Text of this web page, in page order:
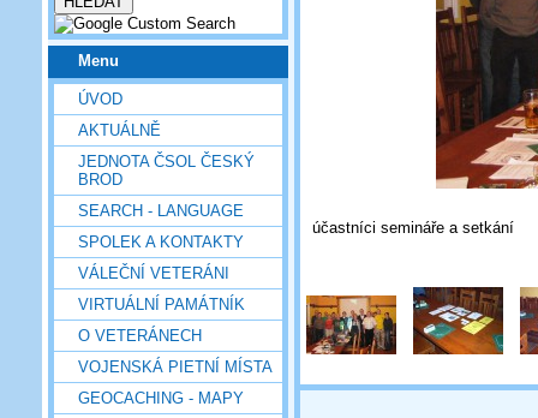
Menu
ÚVOD
AKTUÁLNĚ
JEDNOTA ČSOL ČESKÝ
BROD
SEARCH - LANGUAGE
SPOLEK A KONTAKTY
VÁLEČNÍ VETERÁNI
VIRTUÁLNÍ PAMÁTNÍK
O VETERÁNECH
VOJENSKÁ PIETNÍ MÍSTA
GEOCACHING - MAPY
účastníci semináře a setkání